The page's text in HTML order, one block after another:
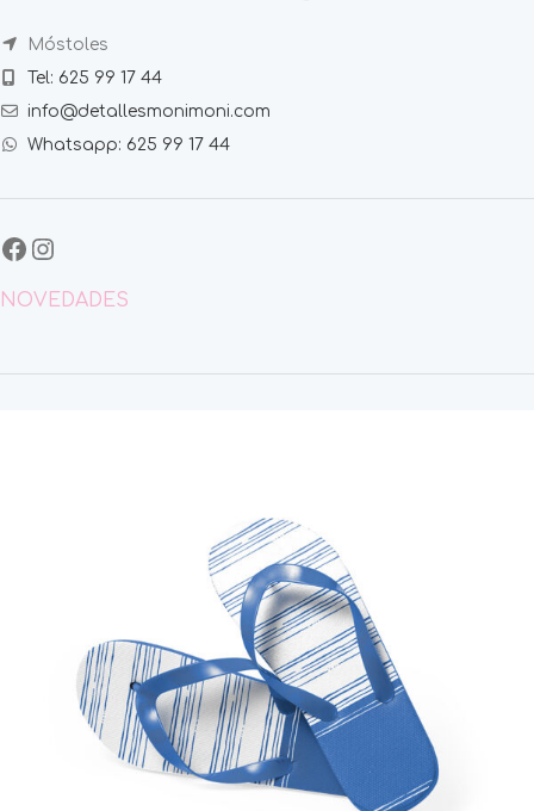
Móstoles
Tel: 625 99 17 44
info@detallesmonimoni.com
Whatsapp: 625 99 17 44
NOVEDADES